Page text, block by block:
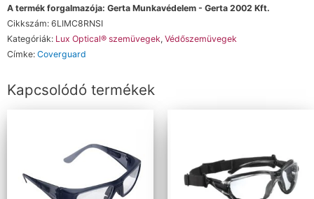
A termék forgalmazója: Gerta Munkavédelem - Gerta 2002 Kft.
Cikkszám: 6LIMC8RNSI
Kategóriák: Lux Optical® szemüvegek, Védőszemüvegek
Címke: Coverguard
Kapcsolódó termékek